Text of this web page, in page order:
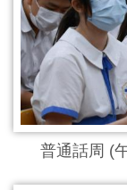
普通話周 (